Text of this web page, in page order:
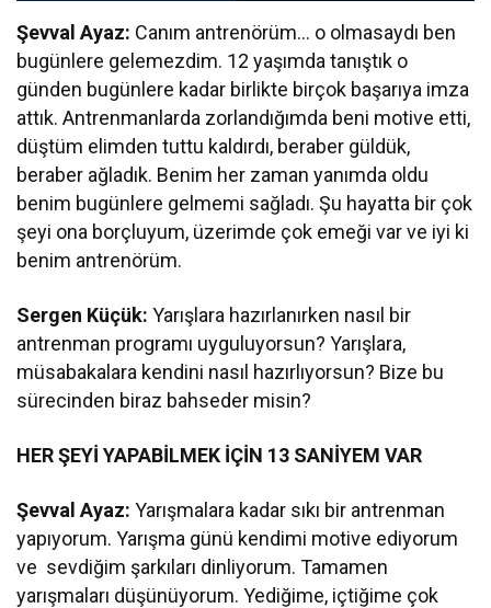
Şevval Ayaz: Canım antrenörüm… o olmasaydı ben
bugünlere gelemezdim. 12 yaşımda tanıştık o
günden bugünlere kadar birlikte birçok başarıya imza
attık. Antrenmanlarda zorlandığımda beni motive etti,
düştüm elimden tuttu kaldırdı, beraber güldük,
beraber ağladık. Benim her zaman yanımda oldu
benim bugünlere gelmemi sağladı. Şu hayatta bir çok
şeyi ona borçluyum, üzerimde çok emeği var ve iyi ki
benim antrenörüm.
Sergen Küçük:Yarışlara hazırlanırken nasıl bir
antrenman programı uyguluyorsun? Yarışlara,
müsabakalara kendini nasıl hazırlıyorsun? Bize bu
sürecinden biraz bahseder misin?
HER ŞEYİ YAPABİLMEK İÇİN 13 SANİYEM VAR
Şevval Ayaz:Yarışmalara kadar sıkı bir antrenman
yapıyorum. Yarışma günü kendimi motive ediyorum
ve sevdiğim şarkıları dinliyorum. Tamamen
yarışmaları düşünüyorum. Yediğime, içtiğime çok